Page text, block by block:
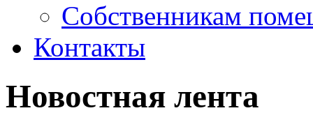
Собственникам
Контакты
Новостная лента